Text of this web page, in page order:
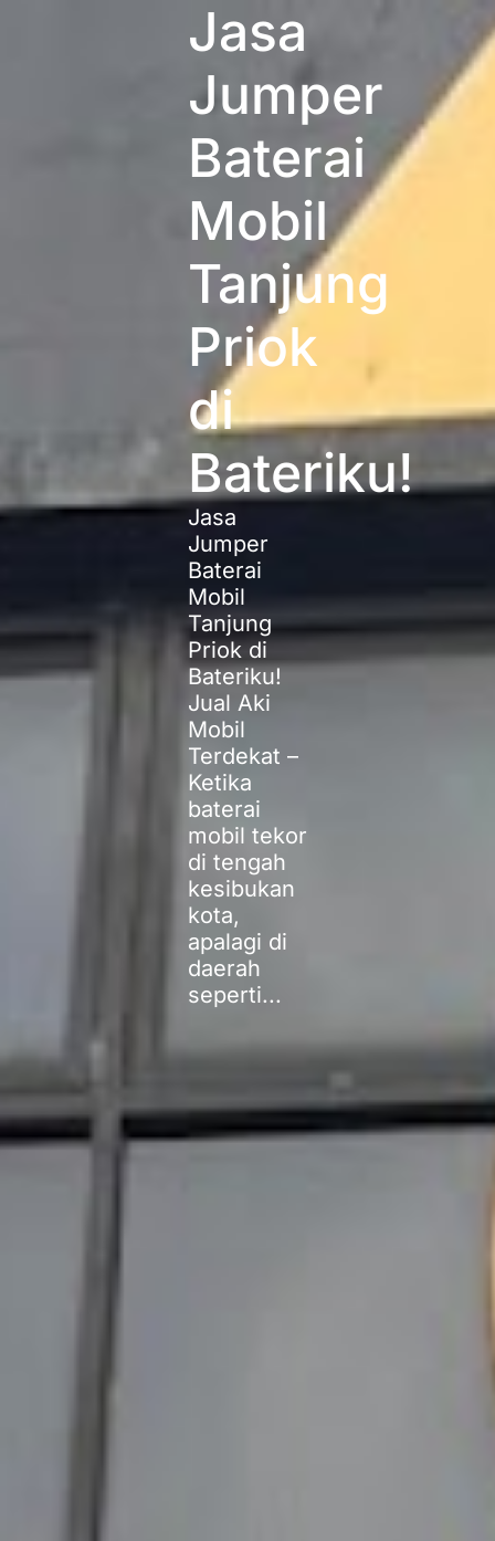
Jasa
Jumper
Baterai
Mobil
Tanjung
Priok
di
Bateriku!
Jasa
Jumper
Baterai
Mobil
Tanjung
Priok di
Bateriku!
Jual Aki
Mobil
Terdekat –
Ketika
baterai
mobil tekor
di tengah
kesibukan
kota,
apalagi di
daerah
seperti...